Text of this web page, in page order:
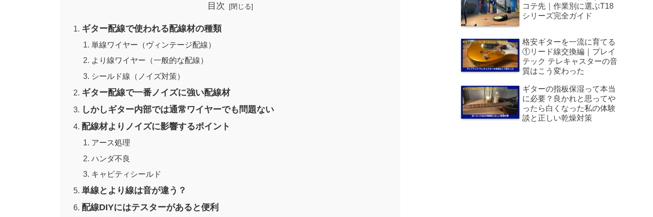
目次
ギター配線で使われる配線材の種類
単線ワイヤー（ヴィンテージ配線）
より線ワイヤー（一般的な配線）
シールド線（ノイズ対策）
ギター配線で一番ノイズに強い配線材
しかしギター内部では通常ワイヤーでも問題ない
配線材よりノイズに影響するポイント
アース処理
ハンダ不良
キャビティシールド
単線とより線は音が違う？
配線DIYにはテスターがあると便利
コテ先｜作業別に選ぶT18
シリーズ完全ガイド
格安ギターを一流に育てる
①リード線交換編｜プレイ
テック テレキャスターの音
質はこう変わった
ギターの指板保湿って本当
に必要？良かれと思ってや
ったら白くなった私の体験
談と正しい乾燥対策